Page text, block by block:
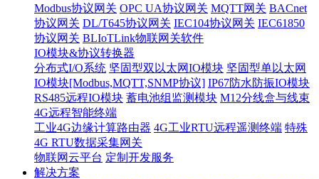
Modbus协议网关 OPC UA协议网关 MQTT网关 BACnet
协议网关 DL/T645协议网关 IEC104协议网关 IEC61850
协议网关 BLIoTLink物联网关软件
IO模块&协议转换器
分布式I/O系统 坚固型双以太网IO模块 坚固型单以太网
IO模块[Modbus,MQTT,SNMP协议] IP67防水防振IO模块
RS485远程IO模块 蓄电池组监测模块 M12分线盒与线束
4G远程智能终端
工业4G边缘计算路由器 4G工业RTU远程遥测终端 特殊
4G RTU数据采集网关
物联网云平台 定制开发服务
解决方案